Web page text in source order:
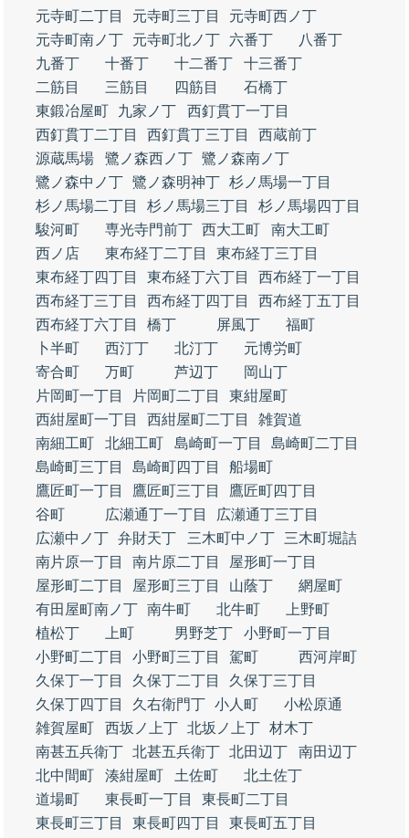
元寺町二丁目 元寺町三丁目
元寺町西ノ丁
元寺町南ノ丁
元寺町北ノ丁 六番丁
八番丁
九番丁
十番丁 十二番丁
十三番丁
二筋目
三筋目 四筋目
石橋丁
東鍛冶屋町
九家ノ丁
西釘貫丁一丁目
西釘貫丁二丁目
西釘貫丁三丁目
西蔵前丁
源蔵馬場
鷺ノ森西ノ丁 鷺ノ森南ノ丁
鷺ノ森中ノ丁 鷺ノ森明神丁 杉ノ馬場一丁目
杉ノ馬場二丁目
杉ノ馬場三丁目
杉ノ馬場四丁目
駿河町
専光寺門前丁 西大工町
南大工町
西ノ店
東布経丁二丁目
東布経丁三丁目
東布経丁四丁目
東布経丁六丁目
西布経丁一丁目
西布経丁三丁目
西布経丁四丁目
西布経丁五丁目
西布経丁六丁目
橋丁 屏風丁
福町
卜半町
西汀丁 北汀丁
元博労町
寄合町
万町 芦辺丁
岡山丁
片岡町一丁目
片岡町二丁目
東紺屋町
西紺屋町一丁目
西紺屋町二丁目
雑賀道
南細工町
北細工町 島崎町一丁目
島崎町二丁目
島崎町三丁目
島崎町四丁目
船場町
鷹匠町一丁目
鷹匠町三丁目
鷹匠町四丁目
谷町
広瀬通丁一丁目
広瀬通丁三丁目
広瀬中ノ丁 弁財天丁 三木町中ノ丁
三木町堀詰
南片原一丁目
南片原二丁目
屋形町一丁目
屋形町二丁目
屋形町三丁目 山蔭丁
網屋町
有田屋町南ノ丁 南牛町 北牛町
上野町
植松丁
上町 男野芝丁
小野町一丁目
小野町二丁目
小野町三丁目 駕町
西河岸町
久保丁一丁目
久保丁二丁目
久保丁三丁目
久保丁四丁目
久右衛門丁 小人町
小松原通
雑賀屋町
西坂ノ上丁 北坂ノ上丁 材木丁
南甚五兵衛丁 北甚五兵衛丁 北田辺丁
南田辺丁
北中間町
湊紺屋町 土佐町
北土佐丁
道場町
東長町一丁目
東長町二丁目
東長町三丁目
東長町四丁目
東長町五丁目